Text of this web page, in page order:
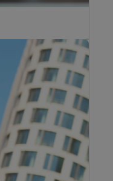
qui entourent
maintenant
le témoignage de
Beobank.